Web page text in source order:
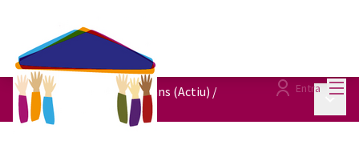
Entra
Fòrum de les Persones Grans (Actiu) /
Participa al Fòrum